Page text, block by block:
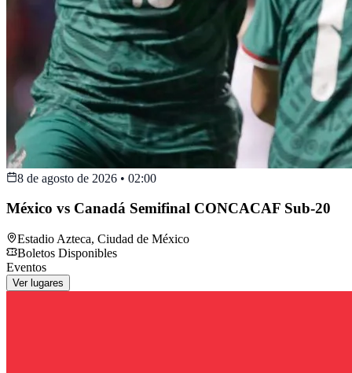
8 de agosto de 2026 • 02:00
México vs Canadá Semifinal CONCACAF Sub-20
Estadio Azteca, Ciudad de México
Boletos Disponibles
Eventos
Ver lugares